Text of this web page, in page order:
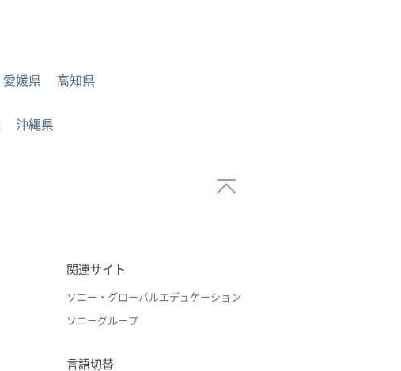
愛媛県 高知県
沖縄県
関連サイト
ソニー・グローバルエデュケーション
ソニーグループ
言語切替